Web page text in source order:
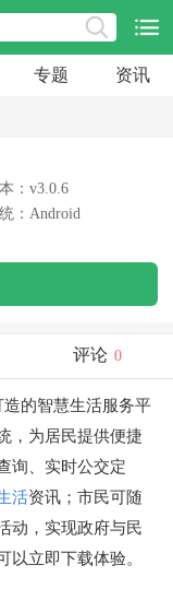
专题 资讯
：v3.0.6
：Android
评论 0
的智慧生活服务平
，为居民提供便捷
询、实时公交定
活资讯；市民可随
动，实现政府与民
以立即下载体验。